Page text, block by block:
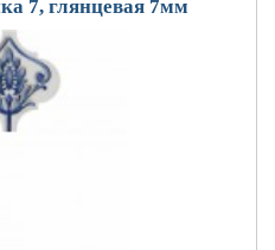
7, глянцевая 7мм